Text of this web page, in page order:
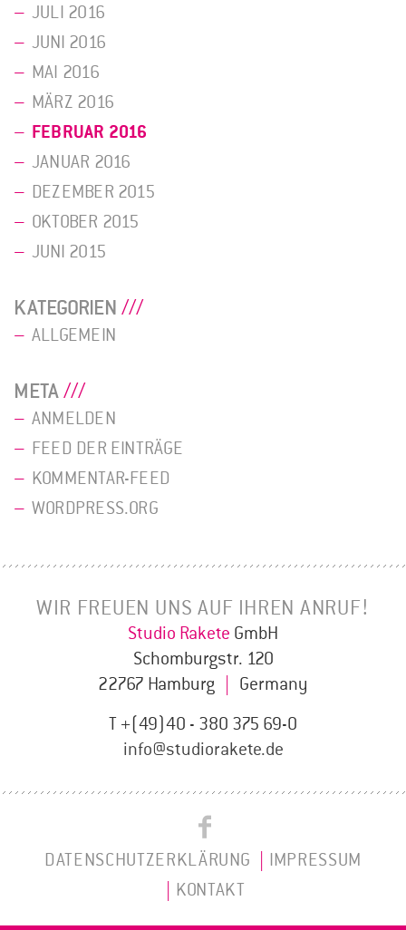
JULI 2016
JUNI 2016
MAI 2016
MÄRZ 2016
FEBRUAR 2016
JANUAR 2016
DEZEMBER 2015
OKTOBER 2015
JUNI 2015
KATEGORIEN
ALLGEMEIN
META
ANMELDEN
FEED DER EINTRÄGE
KOMMENTAR-FEED
WORDPRESS.ORG
WIR FREUEN UNS AUF IHREN ANRUF!
Studio Rakete GmbH
Schomburgstr. 120
22767 Hamburg
Germany
T +(49)40 - 380 375 69-0
info@studiorakete.de
Studio
Rakete
Rakete
on
DATENSCHUTZERKLÄRUNG
IMPRESSUM
KONTAKT